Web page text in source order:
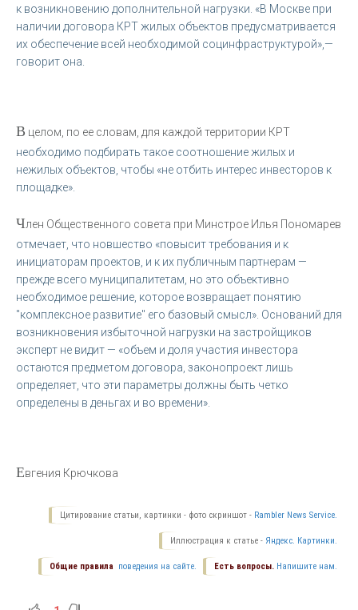
к возникновению дополнительной нагрузки. «В Москве при
наличии договора КРТ жилых объектов предусматривается
их обеспечение всей необходимой социнфраструктурой»,—
говорит она.
В целом, по ее словам, для каждой территории КРТ
необходимо подбирать такое соотношение жилых и
нежилых объектов, чтобы «не отбить интерес инвесторов к
площадке».
Член Общественного совета при Минстрое Илья Пономарев
отмечает, что новшество «повысит требования и к
инициаторам проектов, и к их публичным партнерам —
прежде всего муниципалитетам, но это объективно
необходимое решение, которое возвращает понятию
"комплексное развитие" его базовый смысл». Оснований для
возникновения избыточной нагрузки на застройщиков
эксперт не видит — «объем и доля участия инвестора
остаются предметом договора, законопроект лишь
определяет, что эти параметры должны быть четко
определены в деньгах и во времени».
Евгения Крючкова
Цитирование статьи, картинки - фото скриншот - Rambler News Service.
Иллюстрация к статье - Яндекс. Картинки.
Есть вопросы. Напишите нам.
Общие правила поведения на сайте.